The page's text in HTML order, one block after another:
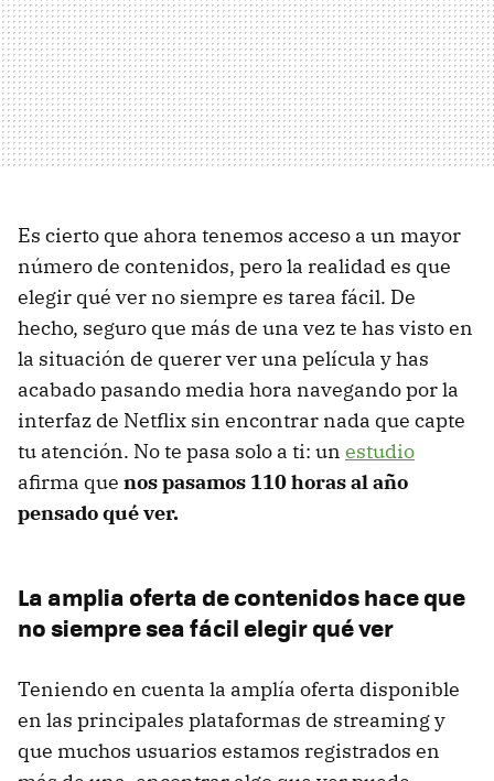
Es cierto que ahora tenemos acceso a un mayor
número de contenidos, pero la realidad es que
elegir qué ver no siempre es tarea fácil. De
hecho, seguro que más de una vez te has visto en
la situación de querer ver una película y has
acabado pasando media hora navegando por la
interfaz de Netflix sin encontrar nada que capte
tu atención. No te pasa solo a ti: un estudio
afirma que nos pasamos 110 horas al año
pensado qué ver.
La amplia oferta de contenidos hace que
no siempre sea fácil elegir qué ver
Teniendo en cuenta la amplía oferta disponible
en las principales plataformas de streaming y
que muchos usuarios estamos registrados en